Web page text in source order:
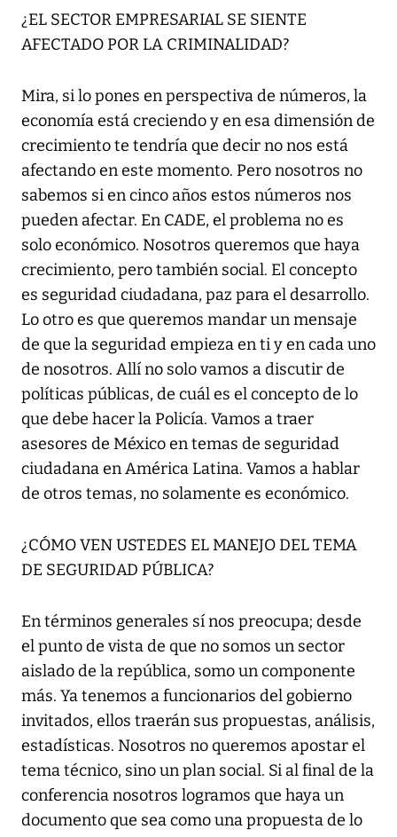
¿EL SECTOR EMPRESARIAL SE SIENTE
AFECTADO POR LA CRIMINALIDAD?
Mira, si lo pones en perspectiva de números, la
economía está creciendo y en esa dimensión de
crecimiento te tendría que decir no nos está
afectando en este momento. Pero nosotros no
sabemos si en cinco años estos números nos
pueden afectar. En CADE, el problema no es
solo económico. Nosotros queremos que haya
crecimiento, pero también social. El concepto
es seguridad ciudadana, paz para el desarrollo.
Lo otro es que queremos mandar un mensaje
de que la seguridad empieza en ti y en cada uno
de nosotros. Allí no solo vamos a discutir de
políticas públicas, de cuál es el concepto de lo
que debe hacer la Policía. Vamos a traer
asesores de México en temas de seguridad
ciudadana en América Latina. Vamos a hablar
de otros temas, no solamente es económico.
¿CÓMO VEN USTEDES EL MANEJO DEL TEMA
DE SEGURIDAD PÚBLICA?
En términos generales sí nos preocupa; desde
el punto de vista de que no somos un sector
aislado de la república, somo un componente
más. Ya tenemos a funcionarios del gobierno
invitados, ellos traerán sus propuestas, análisis,
estadísticas. Nosotros no queremos apostar el
tema técnico, sino un plan social. Si al final de la
conferencia nosotros logramos que haya un
documento que sea como una propuesta de lo